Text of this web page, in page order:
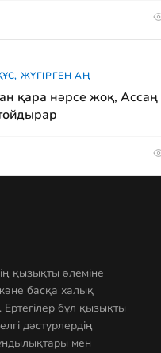
ЖҮГІРГЕН АҢ
қара нәрсе жоқ, Ассаң
қызықты әлеміне
басқа халық
Ертегілер бұл қызықты
дәстүрлердің
мен